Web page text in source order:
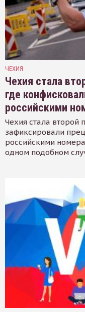
ЧЕХИЯ
Чехия стала
где
российскими
Чехия стала второй
зафиксировали
российскими
одном подобном